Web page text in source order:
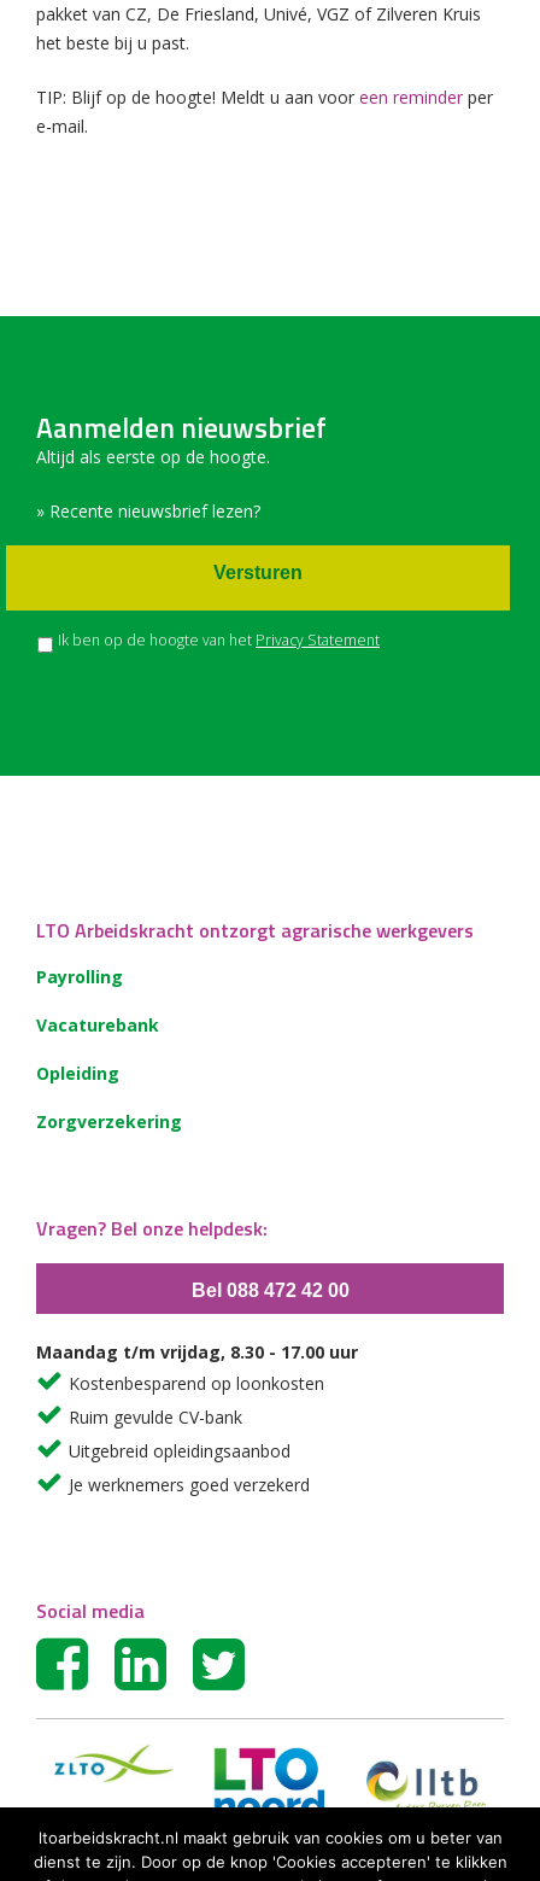
pakket van CZ, De Friesland, Univé, VGZ of Zilveren Kruis
het beste bij u past.
TIP: Blijf op de hoogte! Meldt u aan voor een reminder per
e-mail.
Aanmelden nieuwsbrief
Altijd als eerste op de hoogte.
» Recente nieuwsbrief lezen?
Ik ben op de hoogte van het Privacy Statement
Versturen
LTO Arbeidskracht ontzorgt agrarische werkgevers
Payrolling
Vacaturebank
Opleiding
Zorgverzekering
Vragen? Bel onze helpdesk:
Bel 088 472 42 00
Maandag t/m vrijdag, 8.30 - 17.00 uur
Kostenbesparend op loonkosten
Ruim gevulde CV-bank
Uitgebreid opleidingsaanbod
Je werknemers goed verzekerd
Social media
ltoarbeidskracht.nl maakt gebruik van cookies om u beter van
dienst te zijn. Door op de knop 'Cookies accepteren' te klikken